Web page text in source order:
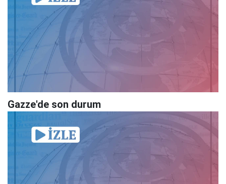
Gazze'de son durum